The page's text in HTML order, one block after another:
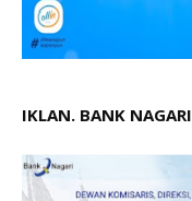
IKLAN. BANK NAGARI